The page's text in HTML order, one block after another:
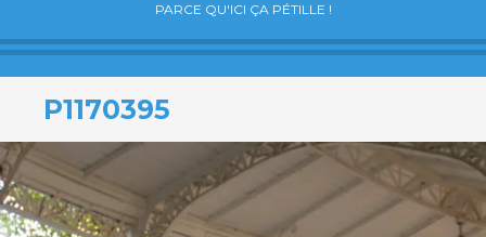
PARCE QU'ICI ÇA PÉTILLE !
P1170395